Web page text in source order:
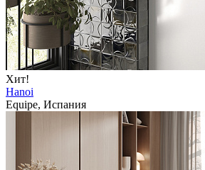
Хит!
Hanoi
Equipe, Испания